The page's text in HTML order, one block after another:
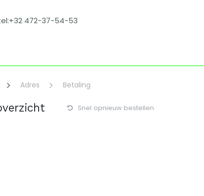
472-37-54-53
Adres Betaling
Snel opnieuw bestellen